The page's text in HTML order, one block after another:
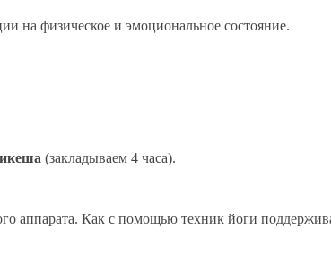
на физическое и эмоциональное состояние.
(закладываем 4 часа).
аппарата. Как с помощью техник йоги